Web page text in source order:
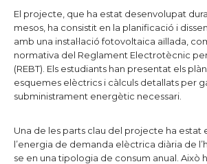
El projecte, que ha estat desenvolupat
mesos, ha consistit en la planificació i
amb una instal·lació fotovoltaica aïllada,
normativa del Reglament Electrotècnic per
(REBT). Els estudiants han presentat els
esquemes elèctrics i càlculs detallats per
subministrament energètic necessari.
Una de les parts clau del projecte ha estat
l’energia de demanda elèctrica diària de
se en una tipologia de consum anual. Això